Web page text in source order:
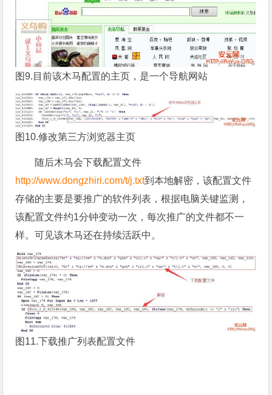
图9.目前该木马配置的主页，是一个导航网站
图10.修改第三方浏览器主页
随后木马会下载配置文件
http://www.dongzhiri.com/t/j.txt到本地解密，该配置文件
存储的主要是要推广的软件列表，根据电脑关键监测，
该配置文件约1分钟变动一次，每次推广的文件都不一
样。可见该木马还在持续活跃中。
图11.下载推广列表配置文件